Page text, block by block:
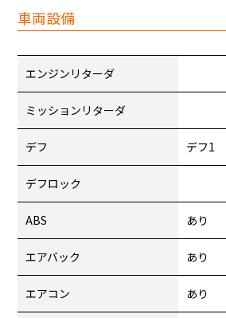
車両設備
エンジンリターダ
ミッションリターダ
デフ デフ1
デフロック
ABS あり
エアバック あり
エアコン あり